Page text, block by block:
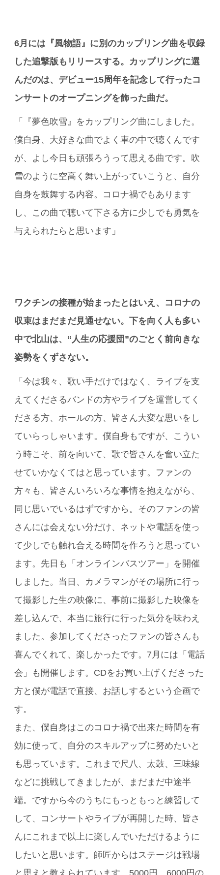
6月には『風物語』に別のカップリング曲を収録
した追撃版もリリースする。カップリングに選
んだのは、デビュー15周年を記念して行ったコ
ンサートのオープニングを飾った曲だ。
「『夢色吹雪』をカップリング曲にしました。
僕自身、大好きな曲でよく車の中で聴くんです
が、よし今日も頑張ろうって思える曲です。吹
雪のように空高く舞い上がっていこうと、自分
自身を鼓舞する内容。コロナ禍でもあります
し、この曲で聴いて下さる方に少しでも勇気を
与えられたらと思います」
ワクチンの接種が始まったとはいえ、コロナの
収束はまだまだ見通せない。下を向く人も多い
中で北山は、“人生の応援団”のごとく前向きな
姿勢をくずさない。
「今は我々、歌い手だけではなく、ライブを支
えてくださるバンドの方やライブを運営してく
ださる方、ホールの方、皆さん大変な思いをし
ていらっしゃいます。僕自身もですが、こうい
う時こそ、前を向いて、歌で皆さんを奮い立た
せていかなくてはと思っています。ファンの
方々も、皆さんいろいろな事情を抱えながら、
同じ思いでいるはずですから。そのファンの皆
さんには会えない分だけ、ネットや電話を使っ
て少しでも触れ合える時間を作ろうと思ってい
ます。先日も「オンラインバスツアー」を開催
しました。当日、カメラマンがその場所に行っ
て撮影した生の映像に、事前に撮影した映像を
差し込んで、本当に旅行に行った気分を味わえ
ました。参加してくださったファンの皆さんも
喜んでくれて、楽しかったです。7月には「電話
会」も開催します。CDをお買い上げくださった
方と僕が電話で直接、お話しするという企画で
す。
また、僕自身はこのコロナ禍で出来た時間を有
効に使って、自分のスキルアップに努めたいと
も思っています。これまで尺八、太鼓、三味線
などに挑戦してきましたが、まだまだ中途半
端。ですから今のうちにもっともっと練習して
して、コンサートやライブが再開した時、皆さ
んにこれまで以上に楽しんでいただけるように
したいと思います。師匠からはステージは戦場
と思えと教えられています。5000円、6000円の